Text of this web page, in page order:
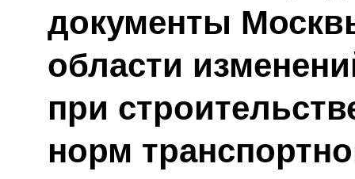
документы
области
при
норм